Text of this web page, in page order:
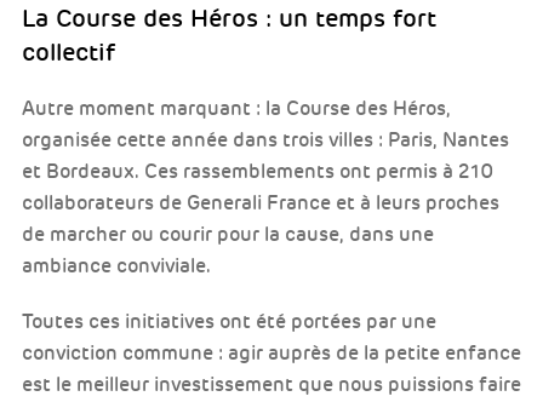
La Course des Héros : un temps fort
collectif
Autre moment marquant : la Course des Héros,
organisée cette année dans trois villes : Paris, Nantes
et Bordeaux. Ces rassemblements ont permis à 210
collaborateurs de Generali France et à leurs proches
de marcher ou courir pour la cause, dans une
ambiance conviviale.
Toutes ces initiatives ont été portées par une
conviction commune : agir auprès de la petite enfance
est le meilleur investissement que nous puissions faire